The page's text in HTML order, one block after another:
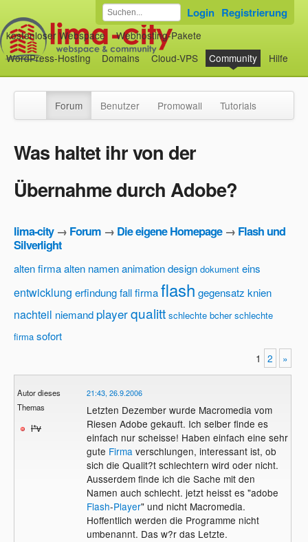
kostenloser Webspace
Webhosting-Pakete
WordPress-Hosting
Domains Cloud-VPS Community Hilfe
Login Registrierung
Forum Benutzer Promowall Tutorials
Was haltet ihr von der
Übernahme durch Adobe?
lima-city→ Forum → Die eigene Homepage→ Flash und
Silverlight
alten firmaalten namenanimationdesign dokument eins
entwicklung erfindungfallfirmaflash gegensatz knien
nachteil niemand playerqualitt schlechte bcher schlechte
firma sofort
1 2 »
Autor dieses
Themas
l*v
21:43, 26.9.2006
Letzten Dezember wurde Macromedia vom
Riesen Adobe gekauft. Ich selber finde es
einfach nur scheisse! Haben einfach eine sehr
gute Firmaverschlungen, interessant ist, ob
sich die Qualit?t schlechtern wird oder nicht.
Ausserdem finde ich die Sache mit den
Namen auch schlecht. jetzt heisst es "adobe
Flash-Player" und nicht Macromedia.
Hoffentlich werden die Programme nicht
umbenannt. Das w?r das Letzte.